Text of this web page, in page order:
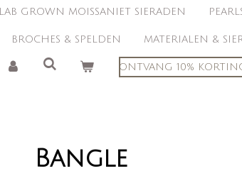
LAB GROWN MOISSANIET SIERADEN
BROCHES & SPELDEN MATERIALEN &
ONTVANG 10%
Bangle